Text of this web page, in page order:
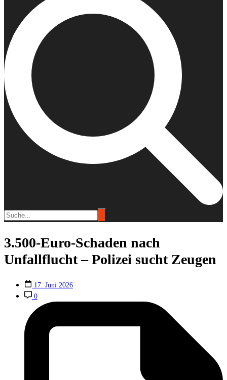
3.500-Euro-Schaden nach
Unfallflucht – Polizei sucht Zeugen
17. Juni 2026
0